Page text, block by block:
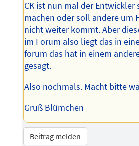
CK ist nun mal der Entwickler
machen oder soll andere um
nicht weiter kommt. Aber
im Forum also liegt das in
forum das hat in einem
gesagt.
Also nochmals. Macht bitte
Gruß Blümchen
Beitrag melden